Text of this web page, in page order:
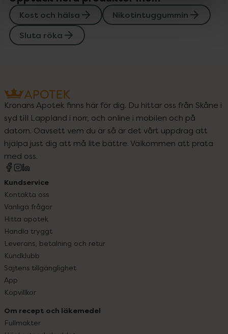
Kost och hälsa
Nikotintuggummin
Sluta röka
Kronans Apotek finns här för dig. Du hittar oss från Skåne i
syd till Lappland i norr, och online i mobilen och på
datorn. Oavsett vem du är så är det vårt uppdrag att
hjälpa just dig att må lite bättre. Välkommen att prata
med oss.
Kundservice
Kontakta oss
Vanliga frågor
Hitta apotek
Handla tryggt
Leverans, betalning och retur
Kundklubb
Sajtens tillgänglighet
App
Köpvillkor
Om recept och läkemedel
Fullmakter